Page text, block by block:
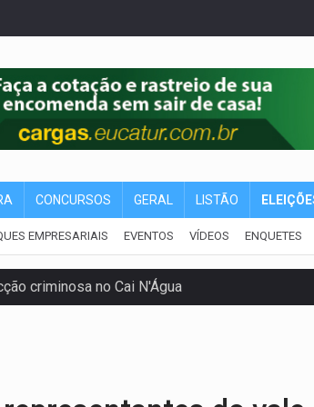
CONCURSOS GERAL LISTÃO
EMPRESARIAIS EVENTOS VÍDEOS ENQUETES
criminosa no Cai N'Água
furtar celular de menina